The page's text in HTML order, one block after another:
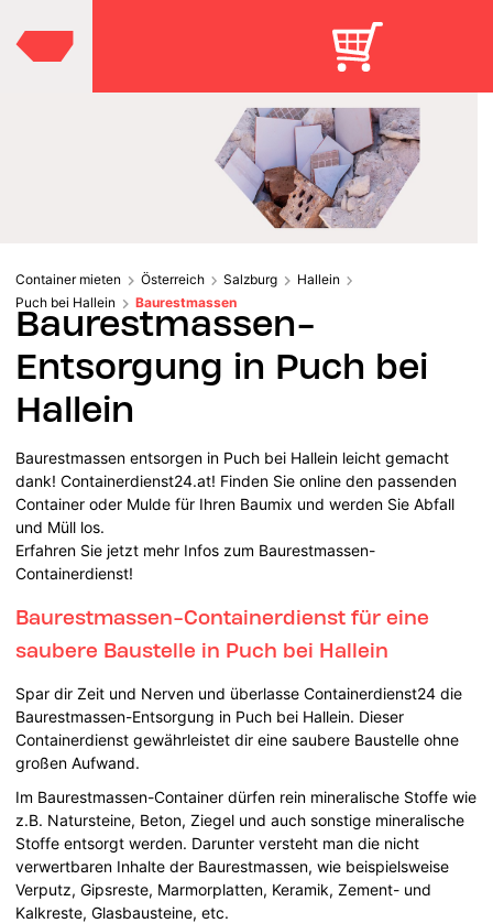
Container mieten Österreich Salzburg
Hallein
Puch bei Hallein
Baurestmassen
Baurestmassen-
Entsorgung in Puch bei
Hallein
Baurestmassen entsorgen in Puch bei Hallein leicht gemacht
dank! Containerdienst24.at! Finden Sie online den passenden
Container oder Mulde für Ihren Baumix und werden Sie Abfall
und Müll los.
Erfahren Sie jetzt mehr Infos zum Baurestmassen-
Containerdienst!
Baurestmassen-Containerdienst für eine
saubere Baustelle in Puch bei Hallein
Spar dir Zeit und Nerven und überlasse Containerdienst24 die
Baurestmassen-Entsorgung in Puch bei Hallein. Dieser
Containerdienst gewährleistet dir eine saubere Baustelle ohne
großen Aufwand.
Im Baurestmassen-Container dürfen rein mineralische Stoffe wie
z.B. Natursteine, Beton, Ziegel und auch sonstige mineralische
Stoffe entsorgt werden. Darunter versteht man die nicht
verwertbaren Inhalte der Baurestmassen, wie beispielsweise
Verputz, Gipsreste, Marmorplatten, Keramik, Zement- und
Kalkreste, Glasbausteine, etc.